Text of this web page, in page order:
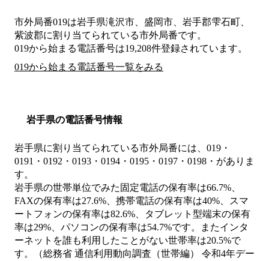
市外局番019は岩手県滝沢市、盛岡市、岩手郡雫石町、
紫波郡に割り当てられている市外局番です。
019から始まる電話番号は19,208件登録されています。
019から始まる電話番号一覧をみる
岩手県の電話番号情報
岩手県に割り当てられている市外局番には、019・
0191・0192・0193・0194・0195・0197・0198・がありま
す。
岩手県の世帯単位でみた固定電話の保有率は66.7%、
FAXの保有率は27.6%、携帯電話の保有率は40%、スマ
ートフォンの保有率は82.6%、タブレット型端末の保有
率は29%、パソコンの保有率は54.7%です。またインタ
ーネットを誰も利用したことがない世帯率は20.5%で
す。（総務省 通信利用動向調査（世帯編） 令和4年デー